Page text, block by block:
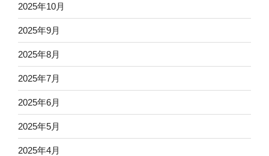
2025年10月
2025年9月
2025年8月
2025年7月
2025年6月
2025年5月
2025年4月